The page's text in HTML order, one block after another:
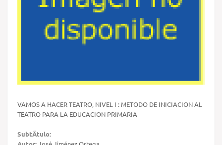
VAMOS A HACER TEATRO, NIVEL I : METODO DE INICIACION AL
TEATRO PARA LA EDUCACION PRIMARIA
SubtÃ­tulo: